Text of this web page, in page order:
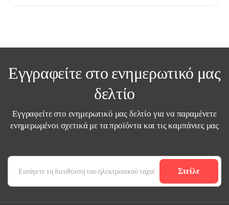
Εγγραφείτε στο ενημερωτικό μας
δελτίο
Εγγραφείτε στο ενημερωτικό μας δελτίο για να παραμένετε
ενημερωμένοι σχετικά με τα προϊόντα και τις καμπάνιες μας
Στείλε